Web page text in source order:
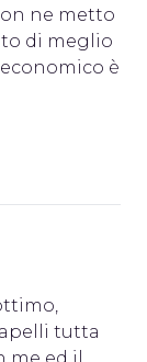
ne metto
di meglio
è
tutta